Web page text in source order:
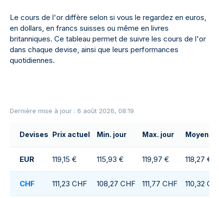
Le cours de l'or diffère selon si vous le regardez en euros,
en dollars, en francs suisses ou même en livres
britanniques. Ce tableau permet de suivre les cours de l'or
dans chaque devise, ainsi que leurs performances
quotidiennes.
Dernière mise à jour : 6 août 2026, 08:19
Devises Prix actuel Min. jour Max. jour
EUR 119,15 € 115,93 € 119,97 € 118,27 €
CHF 111,23 CHF 108,27 CHF 111,77 CHF 110,32